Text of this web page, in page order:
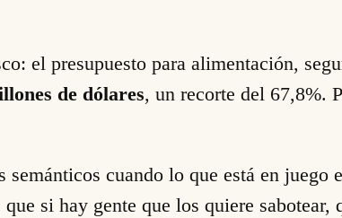
el presupuesto para alimentación,
de dólares, un recorte del 67,8%.
cuando lo que está en juego
si hay gente que los quiere